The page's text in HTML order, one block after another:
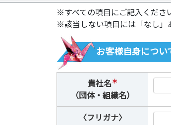
※すべての項目にご記入くださ
※該当しない項目には「なし」
お客様自身につい
貴社名＊
（団体・組織名）
〈フリガナ〉